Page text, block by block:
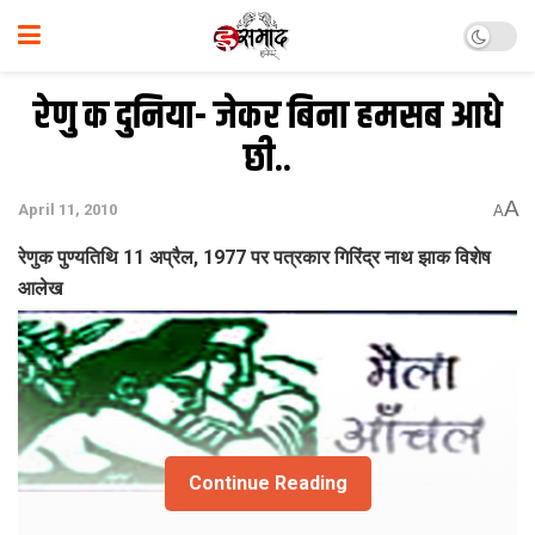
रेणु क दुनिया- जेकर बिना हमसब आधे
छी..
April 11, 2010 AA
रेणुक पुण्यतिथि 11 अप्रैल, 1977 पर पत्रकार गिरिंद्र नाथ झाक विशेष
आलेख
Continue Reading